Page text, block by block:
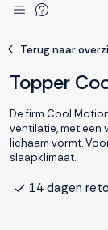
M line plaatst
analytische
Terug naar
Topper
De firm Cool
ventilatie, met een
lichaam vormt.
slaapklimaat.
14 dagen